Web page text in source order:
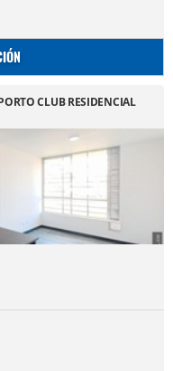
CLUB RESIDENCIAL